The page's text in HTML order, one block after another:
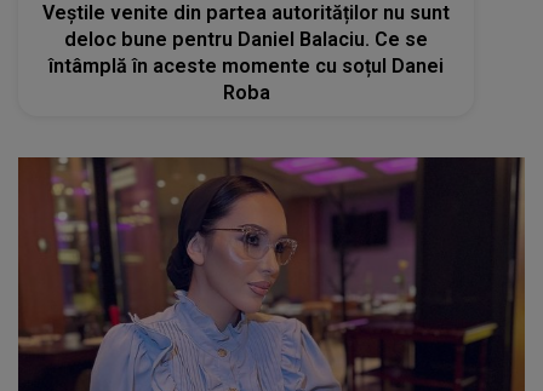
Veștile venite din partea autorităților nu sunt
deloc bune pentru Daniel Balaciu. Ce se
întâmplă în aceste momente cu soțul Danei
Roba